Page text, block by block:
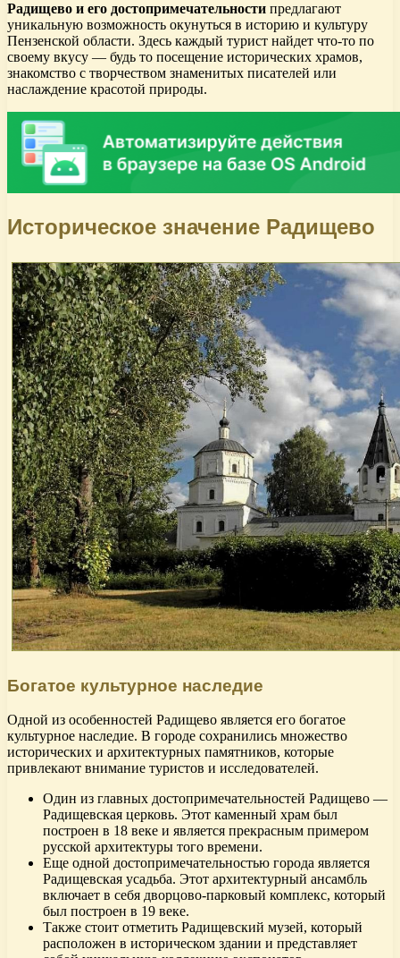
Радищево и его достопримечательности предлагают
уникальную возможность окунуться в историю и культуру
Пензенской области. Здесь каждый турист найдет что-то по
своему вкусу — будь то посещение исторических храмов,
знакомство с творчеством знаменитых писателей или
наслаждение красотой природы.
Историческое значение Радищево
Богатое культурное наследие
Одной из особенностей Радищево является его богатое
культурное наследие. В городе сохранились множество
исторических и архитектурных памятников, которые
привлекают внимание туристов и исследователей.
Один из главных достопримечательностей Радищево —
Радищевская церковь. Этот каменный храм был
построен в 18 веке и является прекрасным примером
русской архитектуры того времени.
Еще одной достопримечательностью города является
Радищевская усадьба. Этот архитектурный ансамбль
включает в себя дворцово-парковый комплекс, который
был построен в 19 веке.
Также стоит отметить Радищевский музей, который
расположен в историческом здании и представляет